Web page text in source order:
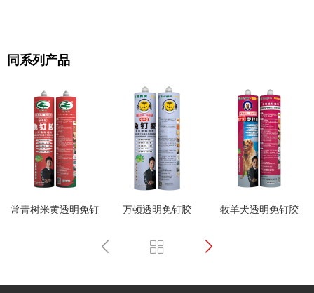
同系列产品
常青树米黄透明免钉
万顿透明免钉胶 牧羊犬透明免钉胶